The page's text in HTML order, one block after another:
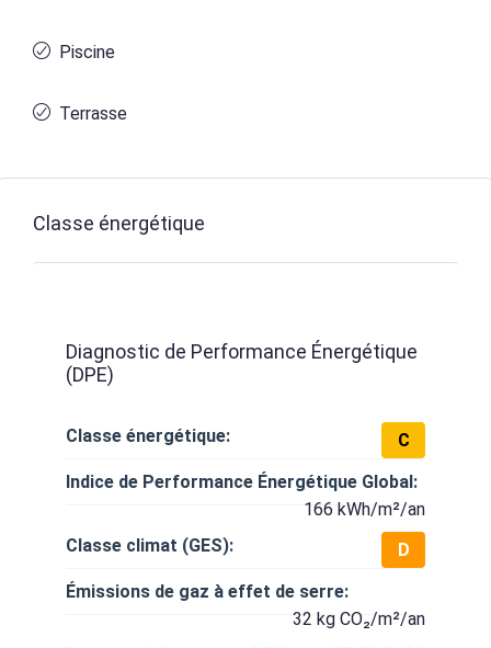
Piscine
Terrasse
Classe énergétique
Diagnostic de Performance Énergétique
(DPE)
Classe énergétique:
C
Indice de Performance Énergétique Global:
166 kWh/m²/an
Classe climat (GES):
D
Émissions de gaz à effet de serre:
32 kg CO₂/m²/an